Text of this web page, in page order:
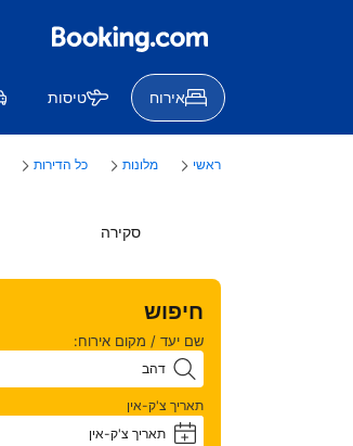
אירוח טיסות
ראשי מלונות כל הדירות
סקירה
חיפוש
שם יעד / מקום אירוח:
תאריך צ'ק-אין
+ תאריך צ'ק-אין